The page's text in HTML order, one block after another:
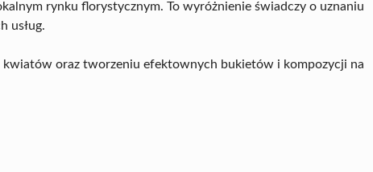
rynku florystycznym. To wyróżnienie świadczy o uznaniu
usług.
kwiatów oraz tworzeniu efektownych bukietów i kompozycji na